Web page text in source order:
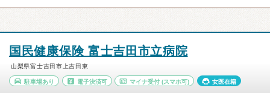
国民健康保険 富士吉田市立病院
山梨県富士吉田市上吉田東
駐車場あり 電子決済可 マイナ受付 (スマホ可) 女医在籍